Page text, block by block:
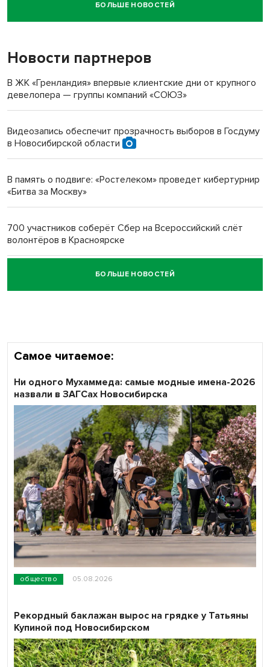
Новосибирский суд наказал водителя за смерть
пенсионерки на вокзале
«Мы живём на пастбище!»: в новосибирском селе лошади
терроризируют жителей
Инвалид получил условный срок за избиение врачей
Новосибирский преподаватель с женой вошли в топ-16
Обновлённое отделение ВТБ открылось в Искитиме
БОЛЬШЕ НОВОСТЕЙ
Новости партнеров
В ЖК «Гренландия» впервые клиентские дни от крупного
девелопера — группы компаний «СОЮЗ»
Видеозапись обеспечит прозрачность выборов в Госдуму
в Новосибирской области
В память о подвиге: «Ростелеком» проведет кибертурнир
«Битва за Москву»
700 участников соберёт Сбер на Всероссийский слёт
волонтёров в Красноярске
Честный выбор: видеонаблюдение обеспечит
объективность результатов ЕДГ в Новосибирской
БОЛЬШЕ НОВОСТЕЙ
Самое читаемое:
общество 05.08.2026
Ни одного Мухаммеда: самые модные имена-2026
назвали в ЗАГСах Новосибирска
Рекордный баклажан вырос на грядке у Татьяны
Купиной под Новосибирском